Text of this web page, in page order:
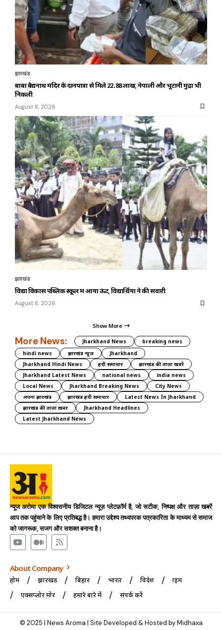
झारखंड
बाबा बैद्यनाथ मंदिर के दानपात्रों से मिले ₹22.88 लाख, नेपाली और भूटानी मुद्रा भी
निकली
August 8, 2026
झारखंड
विद्या विकास पब्लिक स्कूल में आया ऊंट, विद्यार्थियों ने की सवारी
August 8, 2026
Show More
More News: Jharkhand News
breaking news
hindi news
झारखंड न्यूज़
Jharkhand
Jharkhand Hindi News
हिंदी समाचार
झारखंड की ताज़ा खबरें
Jharkhand Latest News
national news
india news
Local News
Jharkhand Breaking News
City News
अपना झारखंड
झारखंड हिंदी समाचार
Latest News In Jharkhand
झारखंड की ताज़ा ख़बर
Jharkhand Headlines
Latest Jharkhand News
न्यूज अरोमा एक विश्वसनीय डिजिटल न्यूज़ प्लेटफ़ॉर्म है, जो सटीक, निष्पक्ष और ताज़ा खबरें
आप तक पहुंचाने के लिए प्रतिबद्ध है। हमारा उद्देश्य तथ्यपरक पत्रकारिता के माध्यम से समाज
को जागरूक, सजग और सशक्त बनाना है।
About Company
होम झारखंड बिहार भारत विदेश
क्राइम
एक्सप्लोर मोर
हमारे बारे में संपर्क करें
© 2025 | News Aroma | Site Developed & Hosted by Midhaxa